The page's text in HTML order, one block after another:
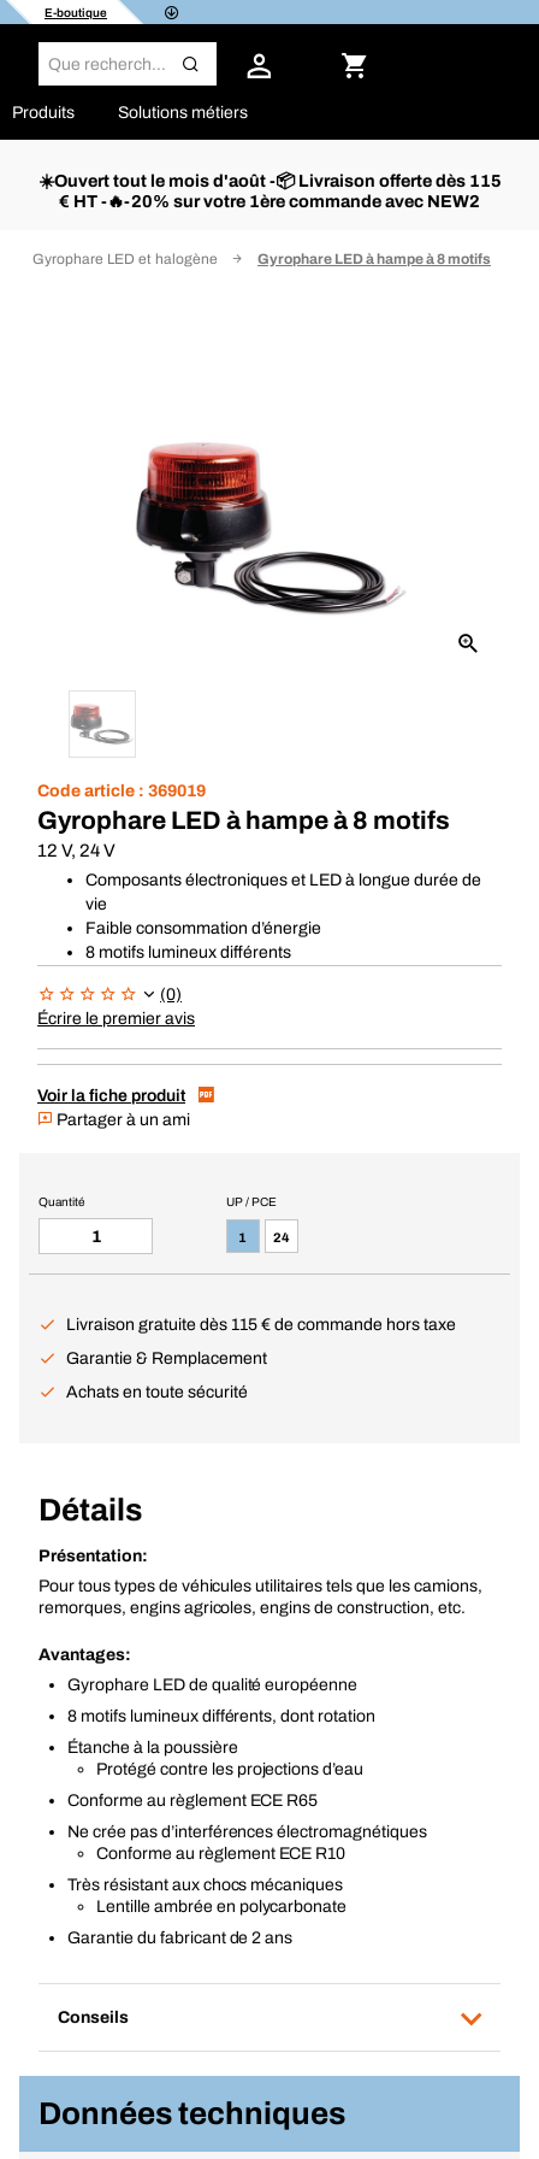
E-boutique
Produits Solutions métiers
☀️Ouvert tout le mois d'août -📦 Livraison offerte dès 115
€ HT -🔥-20% sur votre 1ère commande avec NEW2
Gyrophare LED et halogène Gyrophare LED à hampe à 8 motifs
Code article : 369019
Gyrophare LED à hampe à 8 motifs
12 V, 24 V
Composants électroniques et LED à longue durée de
vie
Faible consommation d’énergie
8 motifs lumineux différents
(0)
Écrire le premier avis
Voir la fiche produit
Partager à un ami
UP / PCE
1 24
Quantité
Livraison gratuite dès 115 € de commande hors taxe
Garantie & Remplacement
Achats en toute sécurité
Détails
Présentation:
Pour tous types de véhicules utilitaires tels que les camions,
remorques, engins agricoles, engins de construction, etc.
Avantages:
Gyrophare LED de qualité européenne
8 motifs lumineux différents, dont rotation
Étanche à la poussière
Protégé contre les projections d’eau
Conforme au règlement ECE R65
Ne crée pas d’interférences électromagnétiques
Conforme au règlement ECE R10
Très résistant aux chocs mécaniques
Lentille ambrée en polycarbonate
Garantie du fabricant de 2 ans
Conseils
Données techniques